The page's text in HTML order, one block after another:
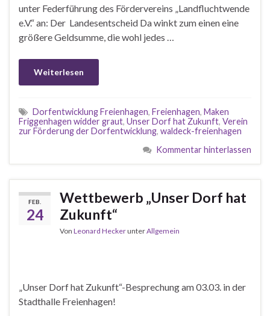
unter Federführung des Fördervereins „Landfluchtwende
e.V.“ an: Der Landesentscheid Da winkt zum einen eine
größere Geldsumme, die wohl jedes …
Weiterlesen
Dorfentwicklung Freienhagen, Freienhagen, Maken
Friggenhagen widder graut, Unser Dorf hat Zukunft, Verein
zur Förderung der Dorfentwicklung, waldeck-freienhagen
Kommentar hinterlassen
FEB.
24
Wettbewerb „Unser Dorf hat
Zukunft“
Von Leonard HeckerunterAllgemein
„Unser Dorf hat Zukunft“-Besprechung am 03.03. in der
Stadthalle Freienhagen!